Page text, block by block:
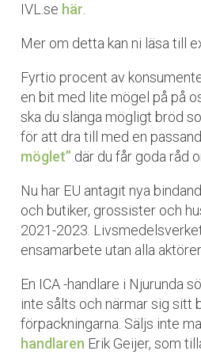
IVL.se här
Mer om detta kan ni läsa till
Fyrtio procent av
en bit med lite mögel på på
ska du slänga mögligt bröd
för att dra till med en
möglet” där du får goda råd
Nu har EU antagit nya
och butiker, grossister och
2021-2023.
ensamarbete utan alla
En ICA -handlare i Njurunda
inte sålts och närmar sig sitt
förpackningarna. Säljs inte
handlaren Erik Geijer, som